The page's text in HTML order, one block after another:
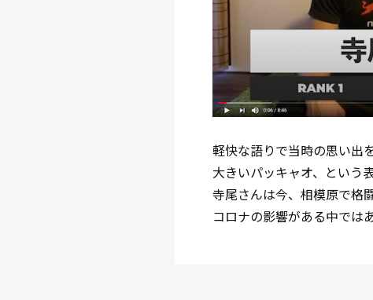
軽快な語りで当時の思い出
大きいパッキャオ、という
寺尾さんは今、相模原で格
コロナの影響がある中では